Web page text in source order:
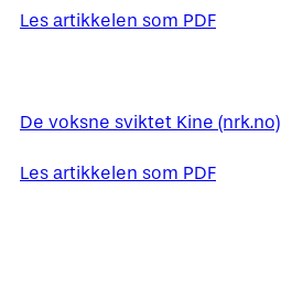
Les artikkelen som PDF
De voksne sviktet Kine (nrk.no)
Les artikkelen som PDF